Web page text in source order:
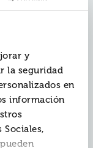
y
la seguridad
en
información
Sociales,